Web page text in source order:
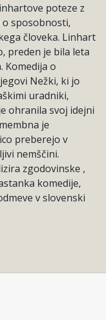
poteze z
sposobnosti,
človeka. Linhart
preden je bila leta
Komedija o
Nežki, ki jo
uradniki,
ohranila svoj idejni
je
preberejo v
nemščini.
zgodovinske ,
komedije,
v slovenski